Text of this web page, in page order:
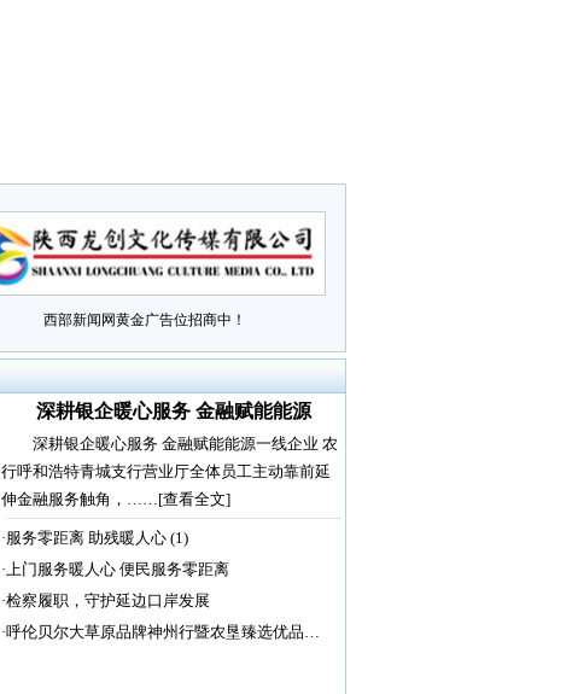
西部新闻网黄金广告位招商中！
深耕银企暖心服务 金融赋能能源
深耕银企暖心服务 金融赋能能源一线企业 农
行呼和浩特青城支行营业厅全体员工主动靠前延
伸金融服务触角，……[查看全文]
·服务零距离 助残暖人心 (1)
·上门服务暖人心 便民服务零距离
·检察履职，守护延边口岸发展
·呼伦贝尔大草原品牌神州行暨农垦臻选优品…